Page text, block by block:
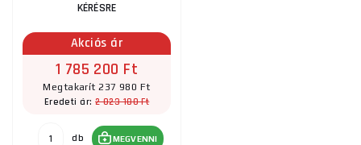
KÉRÉSRE
Akciós ár
1 785 200 Ft
Megtakarít 237 980 Ft
Eredeti ár: 2 023 180 Ft
db MEGVENNI